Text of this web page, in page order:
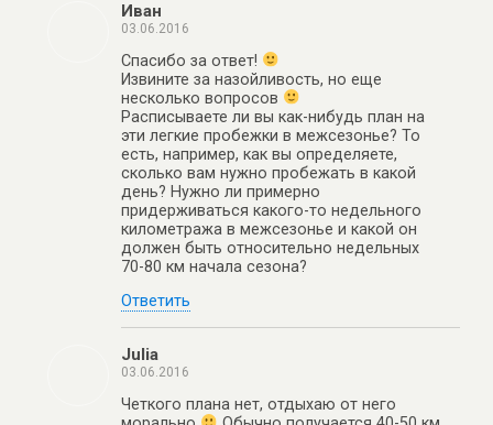
Иван
03.06.2016
Спасибо за ответ!
Извините за назойливость, но еще
несколько вопросов
Расписываете ли вы как-нибудь план на
эти легкие пробежки в межсезонье? То
есть, например, как вы определяете,
сколько вам нужно пробежать в какой
день? Нужно ли примерно
придерживаться какого-то недельного
километража в межсезонье и какой он
должен быть относительно недельных
70-80 км начала сезона?
Ответить
Julia
03.06.2016
Четкого плана нет, отдыхаю от него